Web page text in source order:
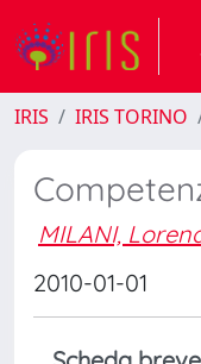
IRIS IRIS TORINO
MILANI,
2010-01-01